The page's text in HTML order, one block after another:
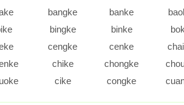
bangke banke
bingke binke
cengke cenke
chike chongke
cike congke